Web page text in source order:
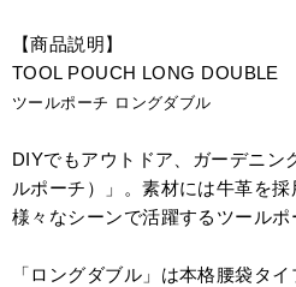
【商品説明】
TOOL POUCH LONG DOUBLE
ツールポーチ ロングダブル
DIYでもアウトドア、ガーデニン
ルポーチ）」。素材には牛革を採
様々なシーンで活躍するツールポ
「ロングダブル」は本格腰袋タ